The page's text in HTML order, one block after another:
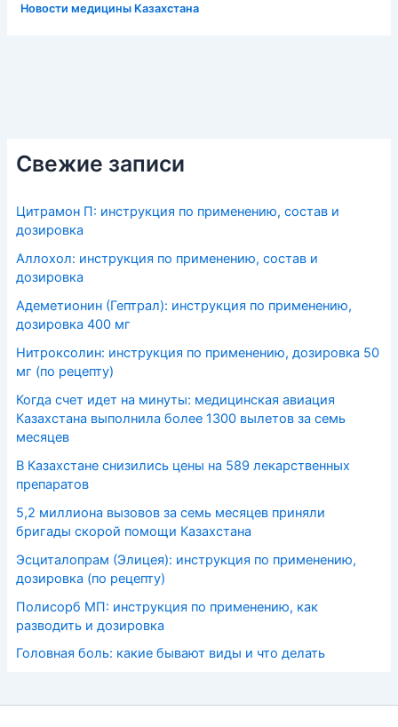
Новости медицины Казахстана
Свежие записи
Цитрамон П: инструкция по применению, состав и
дозировка
Аллохол: инструкция по применению, состав и
дозировка
Адеметионин (Гептрал): инструкция по применению,
дозировка 400 мг
Нитроксолин: инструкция по применению, дозировка 50
мг (по рецепту)
Когда счет идет на минуты: медицинская авиация
Казахстана выполнила более 1300 вылетов за семь
месяцев
В Казахстане снизились цены на 589 лекарственных
препаратов
5,2 миллиона вызовов за семь месяцев приняли
бригады скорой помощи Казахстана
Эсциталопрам (Элицея): инструкция по применению,
дозировка (по рецепту)
Полисорб МП: инструкция по применению, как
разводить и дозировка
Головная боль: какие бывают виды и что делать